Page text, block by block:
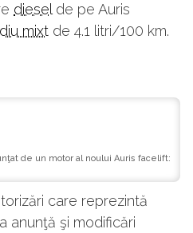
dieselde pe Auris
mixt de 4.1 litri/100 km.
de un motor al noului Auris facelift:
care reprezintă
anunţă şi modificări